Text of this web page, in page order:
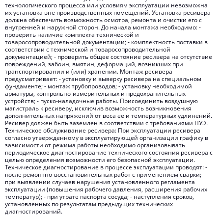
технологического процесса или условиям эксплуатации невозможна
их установка вне производственных помещений. Установка ресивера
должна обеспечить возможность осмотра, ремонта и очистки его с
внутренней и наружной сторон. До начала монтажа необходимо: -
проверить наличие комплекта технической и
товаросопроводительной документации; - комплектность поставки в
соответствии с технической и товаросопроводительной
документацией; - проверить общее состояние ресивера на отсутствие
повреждений, забоин, вмятин, деформаций, возникших при
транспортировании и (или) хранении. Монтаж ресивера
предусматривает: - установку и выверку ресивера на специальном
фундаменте; - монтаж трубопроводов; - установку необходимой
арматуры, контрольно-измерительных и предохранительных
устройств; - пуско-наладочные работы. Присоединить воздушную
магистраль к ресиверу, исключив возможность возникновения
дополнительных напряжений от веса ее и температурных удлинений.
Ресивер должен быть заземлен в соответствии с требованиями ПУЭ.
Техническое обслуживание ресивера: При эксплуатации ресивера
согласно утвержденному в эксплуатирующей организации графику в
зависимости от режима работы необходимо организовывать
периодическое диагностирование технического состояния ресивера с
целью определения возможности его безопасной эксплуатации.
Техническое диагностирование в процессе эксплуатации проводят: -
после ремонтно-восстановительных работ с применением сварки; -
при выявлении случаев нарушения установленного регламента
эксплуатации (повышения рабочего давления, расширения рабочих
температур); - при утрате паспорта сосуда; - наступления сроков,
установленных по результатам предыдущих технических
диагностирований.